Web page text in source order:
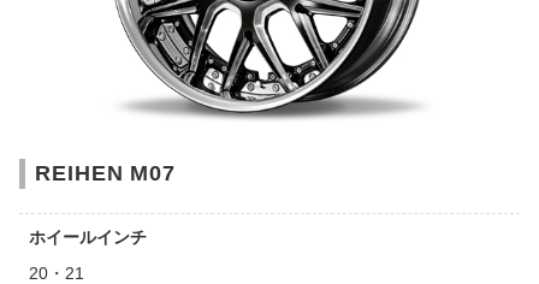
REIHEN M07
ホイールインチ
20・21